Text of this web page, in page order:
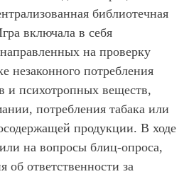
библиотечная
включала в себя
на проверку
незаконного потребления
и психотропных веществ,
потребления табака или
продукции. В ходе
на вопросы блиц-опроса,
об ответственности за